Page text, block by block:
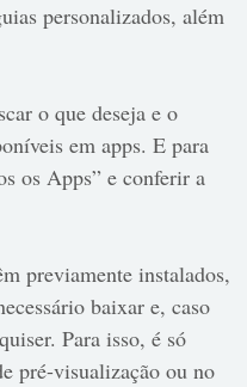
personalizados, além
o que deseja e o
em apps. E para
os Apps” e conferir a
previamente instalados,
baixar e, caso
Para isso, é só
pré-visualização ou no